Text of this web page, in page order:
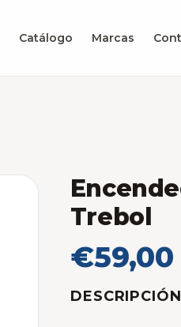
Catálogo Marcas
Trebol
€59,00
DESCRIPCIÓN